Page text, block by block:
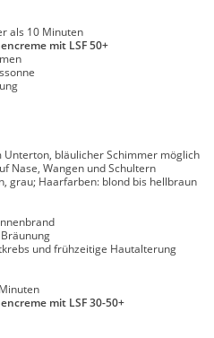
als 10 Minuten
mit LSF 50+
Unterton, bläulicher Schimmer möglich
Nase, Wangen und Schultern
grau; Haarfarben: blond bis hellbraun
und frühzeitige Hautalterung
mit LSF 30-50+